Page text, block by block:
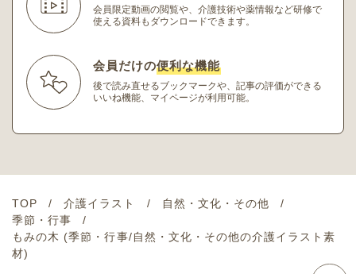
会員限定動画の閲覧や、介護技術や薬情報など研修で
使える資料もダウンロードできます。
会員だけの便利な機能
後で読み直せるブックマークや、記事の評価ができる
いいね機能、マイページが利用可能。
TOP 介護イラスト
自然・文化・その他
季節・行事
もみの木 (季節・行事/自然・文化・その他の介護イラスト素
材)